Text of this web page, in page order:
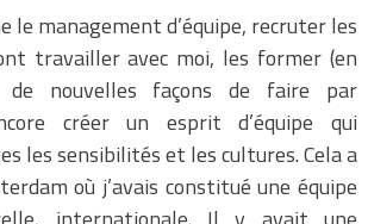
le management d’équipe, recruter les
travailler avec moi, les former (en
de nouvelles façons de faire par
créer un esprit d’équipe qui
les sensibilités et les cultures. Cela a
où j’avais constitué une équipe